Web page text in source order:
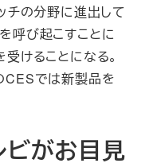
チの分野に進出して
呼び起こすことに
けることになる。
CESでは新製品を
ビがお目見